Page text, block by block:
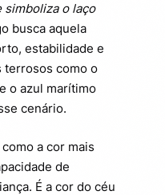
simboliza o laço
busca aquela
estabilidade e
terrosos como o
o azul marítimo
cenário.
a cor mais
de
É a cor do céu